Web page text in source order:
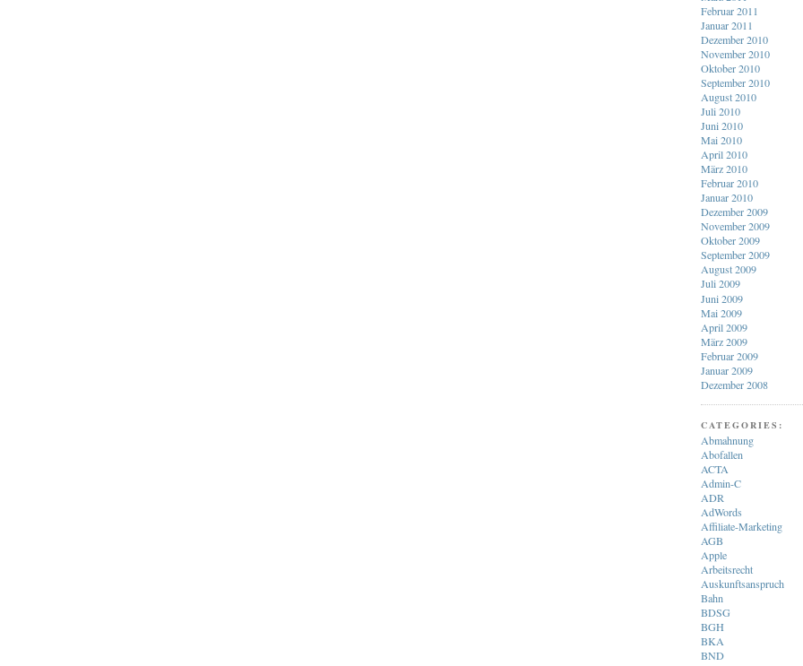
Februar 2011
Januar 2011
Dezember 2010
November 2010
Oktober 2010
September 2010
August 2010
Juli 2010
Juni 2010
Mai 2010
April 2010
März 2010
Februar 2010
Januar 2010
Dezember 2009
November 2009
Oktober 2009
September 2009
August 2009
Juli 2009
Juni 2009
Mai 2009
April 2009
März 2009
Februar 2009
Januar 2009
Dezember 2008
CATEGORIES:
Abmahnung
Abofallen
ACTA
Admin-C
ADR
AdWords
Affiliate-Marketing
AGB
Apple
Arbeitsrecht
Auskunftsanspruch
Bahn
BDSG
BGH
BKA
BND